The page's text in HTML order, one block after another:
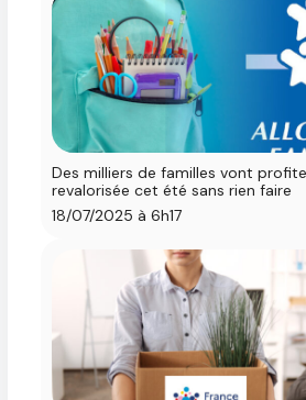
Des milliers de familles vont
revalorisée cet été sans rien faire
18/07/2025 à 6h17